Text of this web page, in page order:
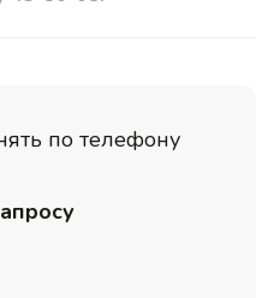
по телефону